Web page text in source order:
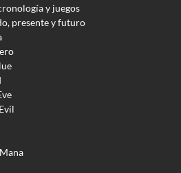
y juegos
presente y futuro